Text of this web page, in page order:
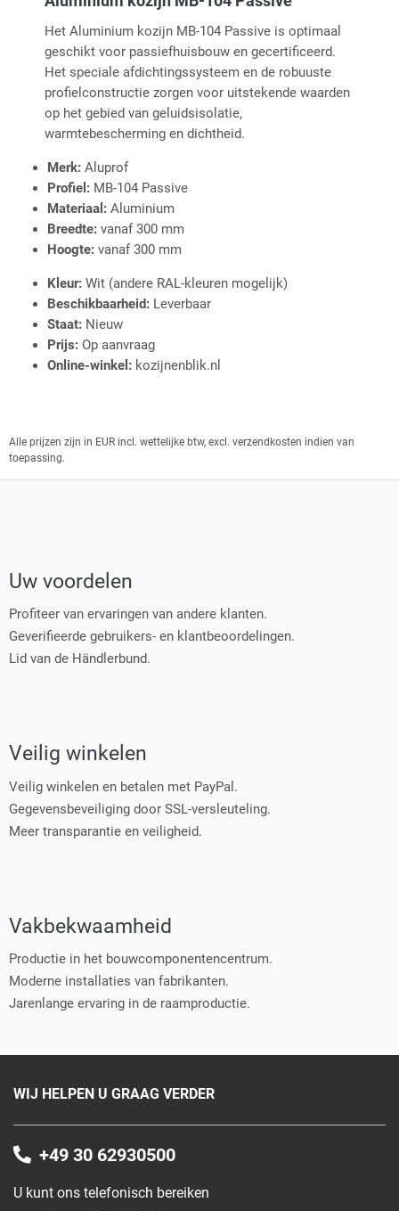
Het Aluminium kozijn MB-104 Passive is optimaal
geschikt voor passiefhuisbouw en gecertificeerd.
Het speciale afdichtingssysteem en de robuuste
profielconstructie zorgen voor uitstekende waarden
op het gebied van geluidsisolatie,
warmtebescherming en dichtheid.
Merk: Aluprof
Profiel: MB-104 Passive
Materiaal: Aluminium
Breedte: vanaf 300 mm
Hoogte: vanaf 300 mm
Kleur: Wit (andere RAL-kleuren mogelijk)
Beschikbaarheid: Leverbaar
Staat: Nieuw
Prijs: Op aanvraag
Online-winkel: kozijnenblik.nl
Alle prijzen zijn in EUR incl. wettelijke btw, excl. verzendkosten indien van
toepassing.
Uw voordelen
Profiteer van ervaringen van andere klanten.
Geverifieerde gebruikers- en klantbeoordelingen.
Lid van de Händlerbund.
Veilig winkelen
Veilig winkelen en betalen met PayPal.
Gegevensbeveiliging door SSL-versleuteling.
Meer transparantie en veiligheid.
Vakbekwaamheid
Productie in het bouwcomponentencentrum.
Moderne installaties van fabrikanten.
Jarenlange ervaring in de raamproductie.
WIJ HELPEN U GRAAG VERDER
+49 30 62930500
U kunt ons telefonisch bereiken